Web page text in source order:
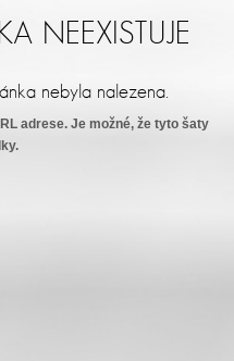
NEEXISTUJE
nebyla nalezena.
adrese. Je možné, že tyto šaty